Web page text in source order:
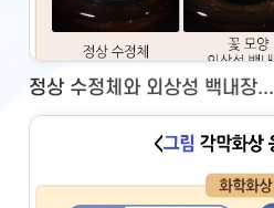
정상 수정체와 외상성 백내장...